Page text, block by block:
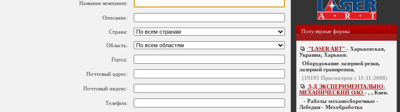
Название компании:
Описание:
Страна:
Область:
Город:
Почтовый адрес:
Почтовый индекс:
Телефон:
Популярные фирмы
"LASER ART" - Харьковская,
Украина, Харьков.
Оборудование лазерной резки,
лазерной гравировки,
(19195 Просмотров с 11-11-2008)
З-Д ЭКСПЕРИМЕНТАЛЬНО-
МЕХАНИЧЕСКИЙ ОАО - , , Киев.
- Работы механосборочные -
Лебедки - Мехобработка